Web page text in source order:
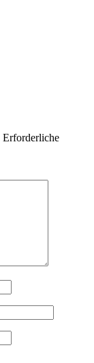
Erforderliche